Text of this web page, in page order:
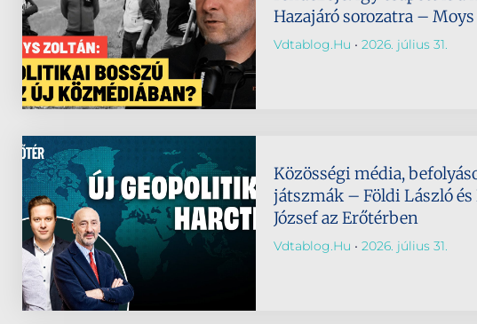
Hazajáró sorozatra –
Vdtablog.hu 2026. július 31.
Közösségi média,
játszmák – Földi László
József az Erőtérben
Vdtablog.hu 2026. július 31.